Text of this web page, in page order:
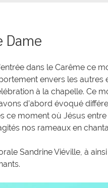
Dame
dans le Carême ce
envers les autres
à la chapelle. Ce
d’abord évoqué
ce moment où Jésus
nos rameaux en
Sandrine Viéville, à